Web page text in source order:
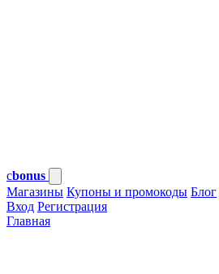
cbonus
Магазины Купоны и промокоды Блог
Вход Регистрация
Главная